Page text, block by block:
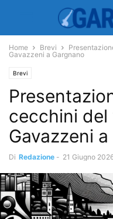
Home Brevi
Gavazzeni a Gargnano
Brevi
cecchini del
Gavazzeni
Di Redazione - 21 Giugno